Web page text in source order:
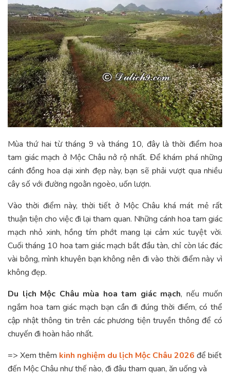
Mùa thứ hai từ tháng 9 và tháng 10, đây là thời điểm hoa
tam giác mạch ở Mộc Châu nở rộ nhất. Để khám phá những
cánh đồng hoa dại xinh đẹp này, bạn sẽ phải vượt qua nhiều
cây số với đường ngoằn ngoèo, uốn lượn.
Vào thời điểm này, thời tiết ở Mộc Châu khá mát mẻ rất
thuận tiện cho việc đi lại tham quan. Những cánh hoa tam giác
mạch nhỏ xinh, hồng tím phớt mang lại cảm xúc tuyệt vời.
Cuối tháng 10 hoa tam giác mạch bắt đầu tàn, chỉ còn lác đác
vài bông, mình khuyên bạn không nên đi vào thời điểm này vì
không đẹp.
Du lịch Mộc Châu mùa hoa tam giác mạch, nếu muốn
ngắm hoa tam giác mạch bạn cần đi đúng thời điểm, có thể
cập nhật thông tin trên các phương tiện truyền thông để có
chuyến đi hoàn hảo nhất.
=> Xem thêm kinh nghiệm du lịch Mộc Châu 2026 để biết
đến Mộc Châu như thế nào, đi đâu tham quan, ăn uống và